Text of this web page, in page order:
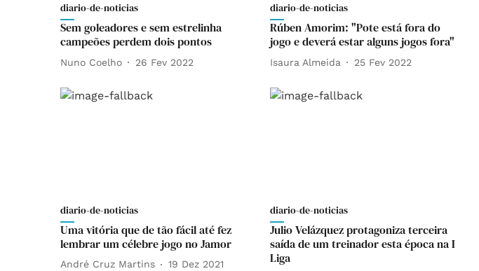
diario-de-noticias
Sem goleadores e sem estrelinha
campeões perdem dois pontos
Nuno Coelho 26 Fev 2022
diario-de-noticias
Rúben Amorim: "Pote está fora do
jogo e deverá estar alguns jogos fora"
Isaura Almeida 25 Fev 2022
diario-de-noticias
Uma vitória que de tão fácil até fez
lembrar um célebre jogo no Jamor
André Cruz Martins 19 Dez 2021
diario-de-noticias
Julio Velázquez protagoniza terceira
saída de um treinador esta época na I
Liga